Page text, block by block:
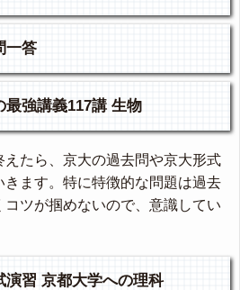
一答
最強講義117講 生物
たら、京大の過去問や京大形式
ます。特に特徴的な問題は過去
ツが掴めないので、意識してい
演習 京都大学への理科